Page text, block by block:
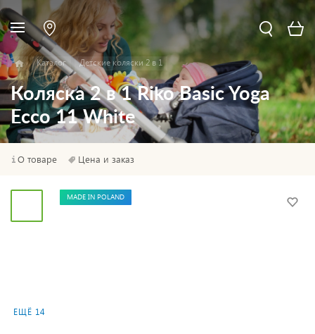
Каталог Детские коляски 2 в 1
Коляска 2 в 1 Riko Basic Yoga
Ecco 11 White
О товаре Цена и заказ
ЕЩЁ 14
MADE IN POLAND